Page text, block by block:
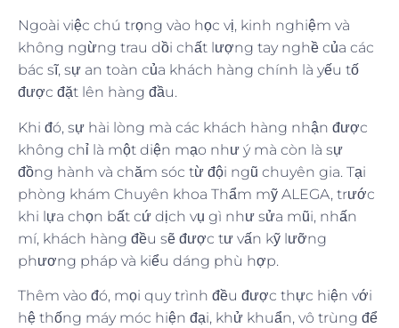
Ngoài việc chú trọng vào học vị, kinh nghiệm và
không ngừng trau dồi chất lượng tay nghề của các
bác sĩ, sự an toàn của khách hàng chính là yếu tố
được đặt lên hàng đầu.
Khi đó, sự hài lòng mà các khách hàng nhận được
không chỉ là một diện mạo như ý mà còn là sự
đồng hành và chăm sóc từ đội ngũ chuyên gia. Tại
phòng khám Chuyên khoa Thẩm mỹ ALEGA, trước
khi lựa chọn bất cứ dịch vụ gì như sửa mũi, nhấn
mí, khách hàng đều sẽ được tư vấn kỹ lưỡng
phương pháp và kiểu dáng phù hợp.
Thêm vào đó, mọi quy trình đều được thực hiện với
hệ thống máy móc hiện đại, khử khuẩn, vô trùng để